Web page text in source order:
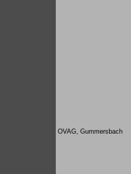
OVAG, Gummersbach